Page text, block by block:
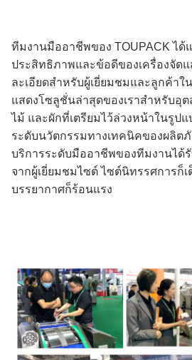
ทีมงานมืออาชีพของ TOUPACK ได้
ประสิทธิภาพและข้อดีของเครื่องจัด
ละเอียดสำหรับผู้เยี่ยมชมและลูกค้าใน
แสดงโซลูชั่นล่าสุดของเราสำหรับอุ
ไม้ และผักที่เตรียมไว้ล่วงหน้าในรูป
ระดับนวัตกรรมทางเทคนิคของผลิต
บริการระดับมืออาชีพของทีมงานได้
จากผู้เยี่ยมชมไซต์ ไซต์นิทรรศการก็
บรรยากาศก็ร้อนแรง